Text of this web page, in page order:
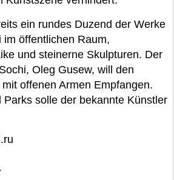
ein rundes Duzend der Werke
im öffentlichen Raum,
und steinerne Skulpturen. Der
Oleg Gusew, will den
offenen Armen Empfangen.
Parks solle der bekannte Künstler